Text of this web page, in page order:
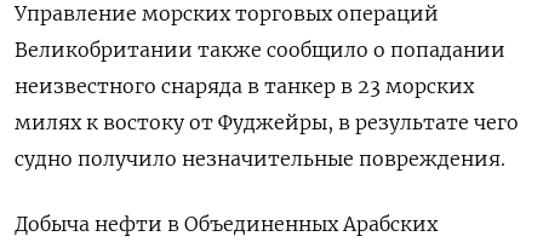
Управление ​морских торговых операций
‌Великобритании также сообщило о попадании ​
неизвестного снаряда в танкер в ‌23 морских
милях к востоку от Фуджейры, в результате ​чего
судно ​получило незначительные ‌повреждения.
Добыча нефти в Объединенных Арабских ​